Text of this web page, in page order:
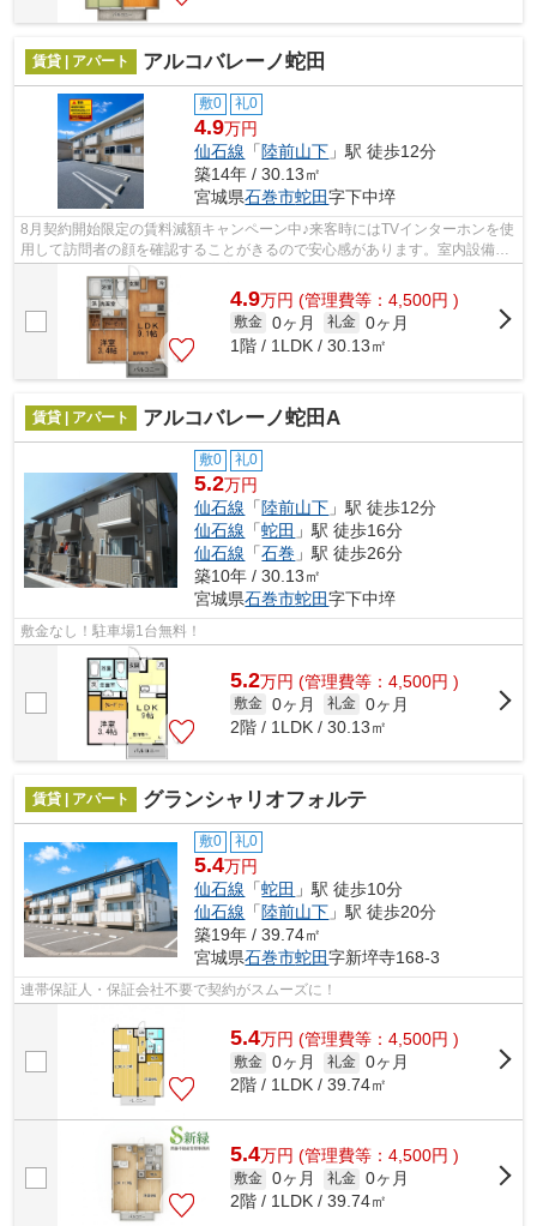
賃貸 | アパート アルコバレーノ蛇田
敷0 礼0
4.9万円
仙石線 「陸前山下 」駅 徒歩12分
築14年 / 30.13㎡
宮城県石巻市蛇田字下中埣
8月契約開始限定の賃料減額キャンペーン中♪来客時にはTVインターホンを使
用して訪問者の顔を確認することがきるので安心感があります。室内設備は
浴室乾燥機・洗面所独立など充実した...
4.9万円 (管理費等：4,500円 )
敷金 0ヶ月 礼金 0ヶ月
1階 / 1LDK / 30.13㎡
賃貸 | アパート アルコバレーノ蛇田A
敷0 礼0
5.2万円
仙石線 「陸前山下 」駅 徒歩12分
仙石線 「蛇田 」駅 徒歩16分
仙石線 「石巻 」駅 徒歩26分
築10年 / 30.13㎡
宮城県石巻市蛇田字下中埣
敷金なし！駐車場1台無料！
5.2万円 (管理費等：4,500円 )
敷金 0ヶ月 礼金 0ヶ月
2階 / 1LDK / 30.13㎡
賃貸 | アパート グランシャリオフォルテ
敷0 礼0
5.4万円
仙石線 「蛇田 」駅 徒歩10分
仙石線 「陸前山下 」駅 徒歩20分
築19年 / 39.74㎡
宮城県石巻市蛇田字新埣寺168-3
連帯保証人・保証会社不要で契約がスムーズに！
5.4万円 (管理費等：4,500円 )
敷金 0ヶ月 礼金 0ヶ月
2階 / 1LDK / 39.74㎡
5.4万円 (管理費等：4,500円 )
敷金 0ヶ月 礼金 0ヶ月
2階 / 1LDK / 39.74㎡